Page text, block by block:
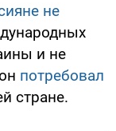
не
и не
потребовал
стране.